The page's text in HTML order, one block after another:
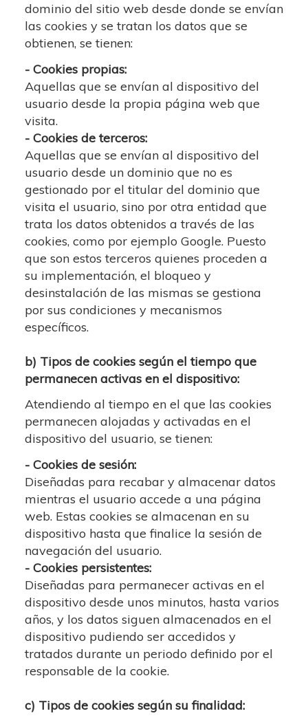
dominio del sitio web desde donde se envían
las cookies y se tratan los datos que se
obtienen, se tienen:
- Cookies propias:
Aquellas que se envían al dispositivo del
usuario desde la propia página web que
visita.
- Cookies de terceros:
Aquellas que se envían al dispositivo del
usuario desde un dominio que no es
gestionado por el titular del dominio que
visita el usuario, sino por otra entidad que
trata los datos obtenidos a través de las
cookies, como por ejemplo Google. Puesto
que son estos terceros quienes proceden a
su implementación, el bloqueo y
desinstalación de las mismas se gestiona
por sus condiciones y mecanismos
específicos.
b) Tipos de cookies según el tiempo que
permanecen activas en el dispositivo:
Atendiendo al tiempo en el que las cookies
permanecen alojadas y activadas en el
dispositivo del usuario, se tienen:
- Cookies de sesión:
Diseñadas para recabar y almacenar datos
mientras el usuario accede a una página
web. Estas cookies se almacenan en su
dispositivo hasta que finalice la sesión de
navegación del usuario.
- Cookies persistentes:
Diseñadas para permanecer activas en el
dispositivo desde unos minutos, hasta varios
años, y los datos siguen almacenados en el
dispositivo pudiendo ser accedidos y
tratados durante un periodo definido por el
responsable de la cookie.
c) Tipos de cookies según su finalidad: